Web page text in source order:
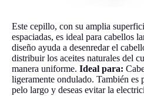
Este cepillo, con su amplia
espaciadas, es ideal para cabellos
diseño ayuda a desenredar el
distribuir los aceites naturales del
manera uniforme. Ideal para:
ligeramente ondulado. También es
pelo largo y deseas evitar la